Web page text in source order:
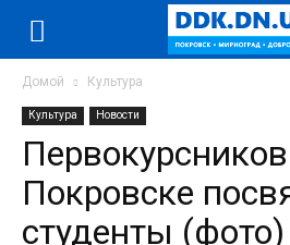
Домой Культура
Культура Новости
Покровске
студенты (фото)